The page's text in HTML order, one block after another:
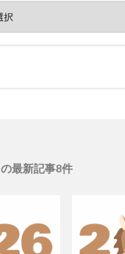
の最新記事8件